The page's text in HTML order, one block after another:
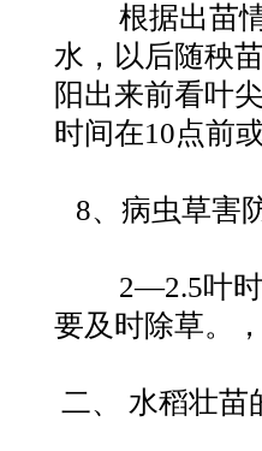
根据出苗情
水，以后随秧
阳出来前看叶
时间在10点前
8、病虫草害
2—2.5叶时用
要及时除草。
二、 水稻壮苗